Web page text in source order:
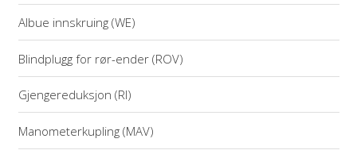
Albue innskruing (WE)
Blindplugg for rør-ender (ROV)
Gjengereduksjon (RI)
Manometerkupling (MAV)